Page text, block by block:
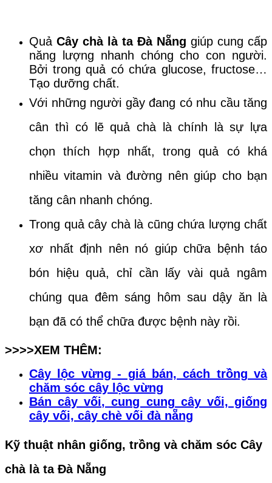
Quả Cây chà là ta Đà Nẵng giúp cung cấp
năng lượng nhanh chóng cho con người.
Bởi trong quả có chứa glucose, fructose…
Tạo dưỡng chất.
Với những người gầy đang có nhu cầu tăng
cân thì có lẽ quả chà là chính là sự lựa
chọn thích hợp nhất, trong quả có khá
nhiều vitamin và đường nên giúp cho bạn
tăng cân nhanh chóng.
Trong quả cây chà là cũng chứa lượng chất
xơ nhất định nên nó giúp chữa bệnh táo
bón hiệu quả, chỉ cần lấy vài quả ngâm
chúng qua đêm sáng hôm sau dậy ăn là
bạn đã có thể chữa được bệnh này rồi.
>>>>XEM THÊM:
Cây lộc vừng - giá bán, cách trồng và
chăm sóc cây lộc vừng
Bán cây vối, cung cung cây vối, giống
cây vối, cây chè vối đà nẵng
Kỹ thuật nhân giống, trồng và chăm sóc Cây
chà là ta Đà Nẵng